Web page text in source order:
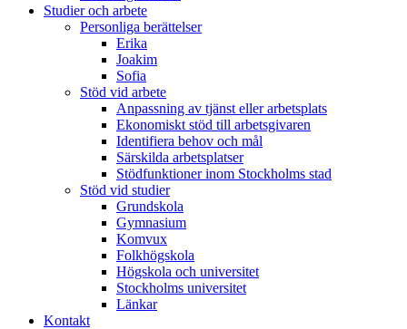
Studier och arbete
Personliga berättelser
Erika
Joakim
Sofia
Stöd vid arbete
Anpassning av tjänst eller arbetsplats
Ekonomiskt stöd till arbetsgivaren
Identifiera behov och mål
Särskilda arbetsplatser
Stödfunktioner inom Stockholms stad
Stöd vid studier
Grundskola
Gymnasium
Komvux
Folkhögskola
Högskola och universitet
Stockholms universitet
Länkar
Kontakt